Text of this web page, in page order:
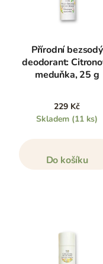
Přírodní bezsodý
deodorant:
meduňka, 25 g
229 Kč
Skladem (11 ks)
Do košíku